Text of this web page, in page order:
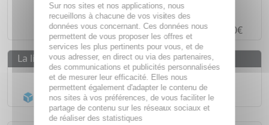
Paiement en ligneSÉCURISÉ
Paiement en4 fois sans fraisà partir de 30€
La livraison
Livraison gratuite dès55€
Acheminement Chronoposten 24h*
Sur nos sites et nos applications, nous
recueillons à chacune de vos visites des
données vous concernant. Ces données nous
permettent de vous proposer les offres et
services les plus pertinents pour vous, et de
vous adresser, en direct ou via des partenaires,
des communications et publicités personnalisées
et de mesurer leur efficacité. Elles nous
permettent également d'adapter le contenu de
nos sites à vos préférences, de vous faciliter le
partage de contenu sur les réseaux sociaux et
de réaliser des statistiques